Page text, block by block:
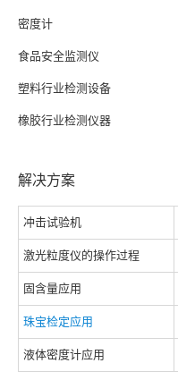
密度计
食品安全监测仪
塑料行业检测设备
橡胶行业检测仪器
解决方案
冲击试验机
激光粒度仪的操作过程
固含量应用
珠宝检定应用
液体密度计应用